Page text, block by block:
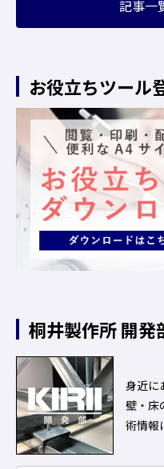
記事一
お役立ちツール
桐井製作所開発
身近に
壁・床
術情報